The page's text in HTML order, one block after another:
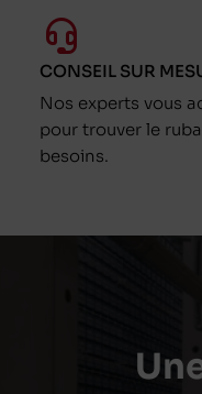
CONSEIL SUR
Nos experts vous
pour trouver le
besoins.